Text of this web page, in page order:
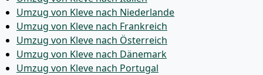
Umzug von Kleve nach Niederlande
Umzug von Kleve nach Frankreich
Umzug von Kleve nach Österreich
Umzug von Kleve nach Dänemark
Umzug von Kleve nach Portugal